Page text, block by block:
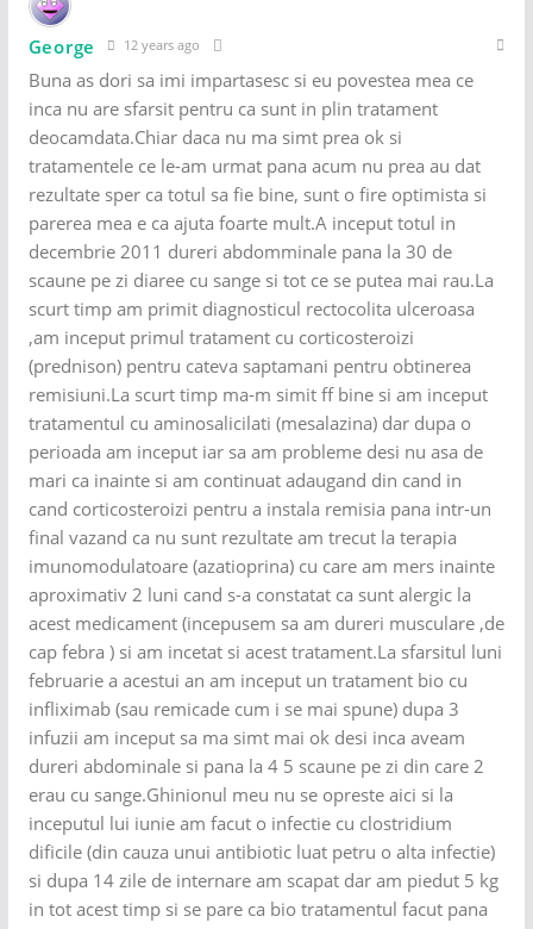
George 12 years ago
Buna as dori sa imi impartasesc si eu povestea mea ce
inca nu are sfarsit pentru ca sunt in plin tratament
deocamdata.Chiar daca nu ma simt prea ok si
tratamentele ce le-am urmat pana acum nu prea au dat
rezultate sper ca totul sa fie bine, sunt o fire optimista si
parerea mea e ca ajuta foarte mult.A inceput totul in
decembrie 2011 dureri abdomminale pana la 30 de
scaune pe zi diaree cu sange si tot ce se putea mai rau.La
scurt timp am primit diagnosticul rectocolita ulceroasa
,am inceput primul tratament cu corticosteroizi
(prednison) pentru cateva saptamani pentru obtinerea
remisiuni.La scurt timp ma-m simit ff bine si am inceput
tratamentul cu aminosalicilati (mesalazina) dar dupa o
perioada am inceput iar sa am probleme desi nu asa de
mari ca inainte si am continuat adaugand din cand in
cand corticosteroizi pentru a instala remisia pana intr-un
final vazand ca nu sunt rezultate am trecut la terapia
imunomodulatoare (azatioprina) cu care am mers inainte
aproximativ 2 luni cand s-a constatat ca sunt alergic la
acest medicament (incepusem sa am dureri musculare ,de
cap febra ) si am incetat si acest tratament.La sfarsitul luni
februarie a acestui an am inceput un tratament bio cu
infliximab (sau remicade cum i se mai spune) dupa 3
infuzii am inceput sa ma simt mai ok desi inca aveam
dureri abdominale si pana la 4 5 scaune pe zi din care 2
erau cu sange.Ghinionul meu nu se opreste aici si la
inceputul lui iunie am facut o infectie cu clostridium
dificile (din cauza unui antibiotic luat petru o alta infectie)
si dupa 14 zile de internare am scapat dar am piedut 5 kg
in tot acest timp si se pare ca bio tratamentul facut pana